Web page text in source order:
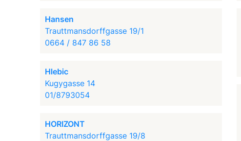
Hansen
Trauttmansdorffgasse 19/1
0664 / 847 86 58
Hlebic
Kugygasse 14
01/8793054
HORIZONT
Trauttmansdorffgasse 19/8